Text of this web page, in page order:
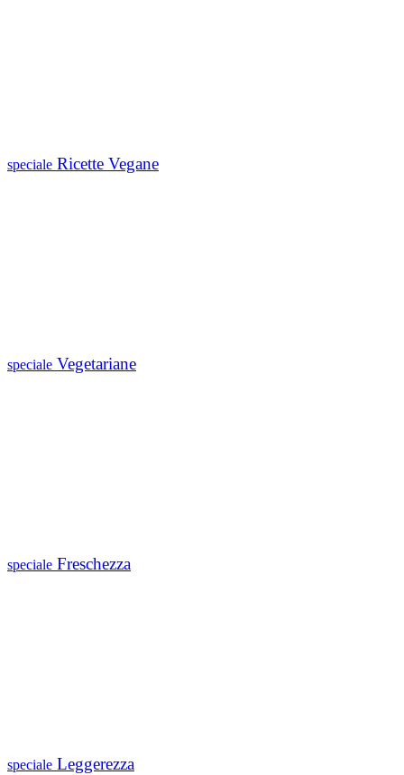
speciale Ricette Vegane
speciale Vegetariane
speciale Freschezza
speciale Leggerezza